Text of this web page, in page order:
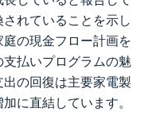
れていることを示し
の現金フロー計画を
支払いプログラムの魅
の回復は主要家電製
に直結しています。